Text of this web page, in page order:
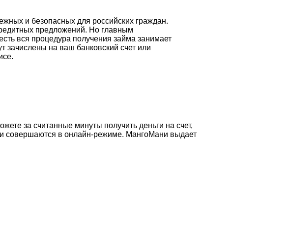
и безопасных для российских граждан.
предложений. Но главным
вся процедура получения займа занимает
зачислены на ваш банковский счет или
за считанные минуты получить деньги на счет,
совершаются в онлайн-режиме. МангоМани выдает